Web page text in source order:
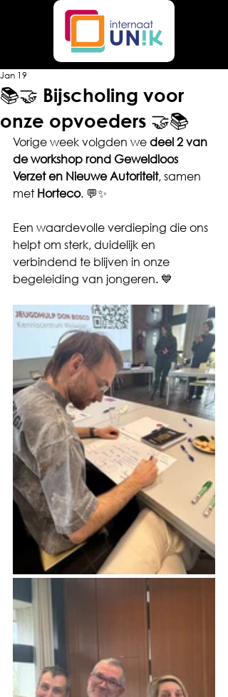
📚🤝 Bijscholing voor
onze opvoeders 🤝📚
Jan 19
Vorige week volgden we deel 2 van
de workshop rond Geweldloos
Verzet en Nieuwe Autoriteit, samen
met Horteco. 💬✨
Een waardevolle verdieping die ons
helpt om sterk, duidelijk en
verbindend te blijven in onze
begeleiding van jongeren. 💙